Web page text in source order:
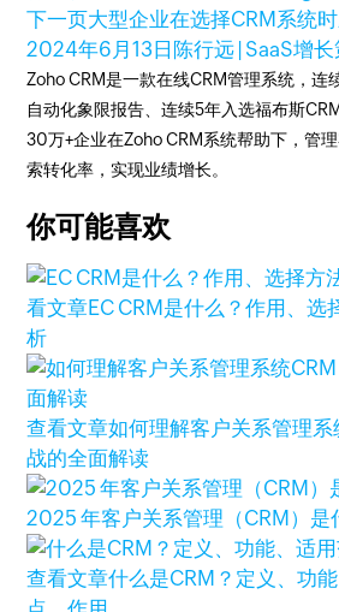
下一页大型企业在选择CRM系统
2024年6月13日 陈行远 | SaaS增
Zoho CRM是一款在线CRM管理系统，连
自动化象限报告、连续5年入选福布斯
30万+企业在Zoho CRM系统帮助下，管
索转化率，实现业绩增长。
你可能喜欢
看文章EC CRM是什么？作用、选
析
查看文章如何理解客户关系管理
战的全面解读
2025 年客户关系管理（CRM）是
查看文章什么是CRM？定义、功